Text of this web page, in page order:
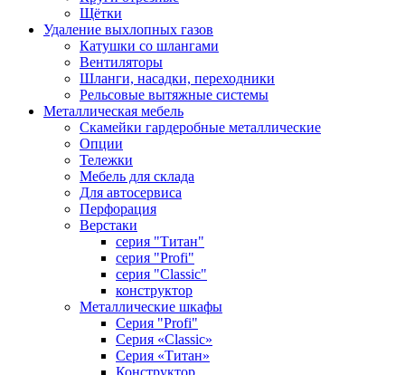
Щётки
Удаление выхлопных газов
Катушки со шлангами
Вентиляторы
Шланги, насадки, переходники
Рельсовые вытяжные системы
Металлическая мебель
Скамейки гардеробные металлические
Опции
Тележки
Мебель для склада
Для автосервиса
Перфорация
Верстаки
серия "Титан"
серия "Profi"
серия "Classic"
конструктор
Металлические шкафы
Серия "Profi"
Серия «Classic»
Серия «Титан»